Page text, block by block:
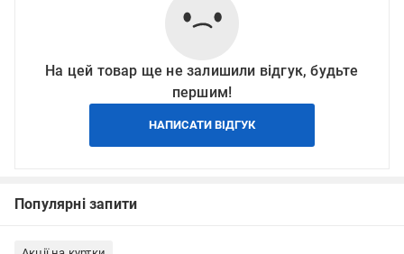
На цей товар ще не залишили відгук, будьте
першим!
НАПИСАТИ ВІДГУК
Популярні запити